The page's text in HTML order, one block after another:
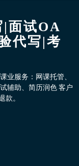
面试OA
代写|考
业服务：网课托管、
辅助、简历润色 客户
款。